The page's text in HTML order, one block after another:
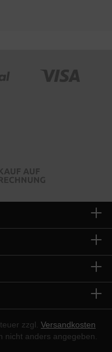
zzgl. Versandkosten
nicht anders angegeben.